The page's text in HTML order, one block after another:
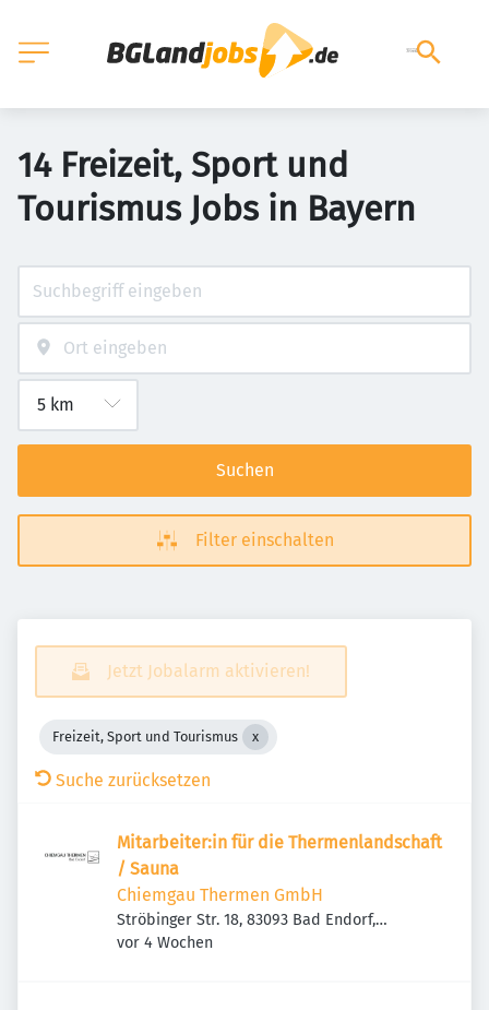
14 Freizeit, Sport und
Tourismus Jobs in Bayern
Suchen
Filter einschalten
Jetzt Jobalarm aktivieren!
Freizeit, Sport und Tourismus
Suche zurücksetzen
Mitarbeiter:in für die Thermenlandschaft
/ Sauna
Chiemgau Thermen GmbH
Ströbinger Str. 18, 83093 Bad Endorf,
Deutschland
Veröffentlicht
vor 4 Wochen